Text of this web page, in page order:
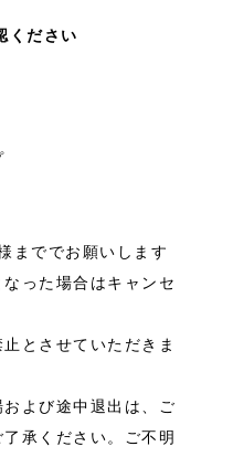
ください
まででお願いします
った場合はキャンセ
とさせていただきま
および途中退出は、ご
承ください。ご不明